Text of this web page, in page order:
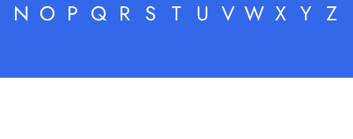
N O P Q R S T U V W X Y Z